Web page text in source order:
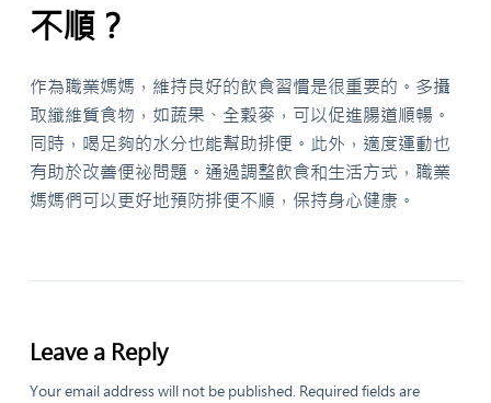
不順？
作為職業媽媽，維持良好的飲食習慣是很重要的。多攝
取纖維質食物，如蔬果、全穀麥，可以促進腸道順暢。
同時，喝足夠的水分也能幫助排便。此外，適度運動也
有助於改善便祕問題。通過調整飲食和生活方式，職業
媽媽們可以更好地預防排便不順，保持身心健康。
Leave a Reply
Your email address will not be published. Required fields are